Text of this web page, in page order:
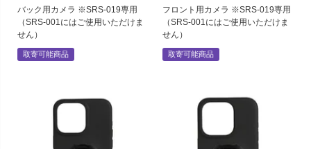
バック用カメラ ※SRS-019専用
（SRS-001にはご使用いただけま
せん）
取寄可能商品
フロント用カメラ ※SRS-019専用
（SRS-001にはご使用いただけま
せん）
取寄可能商品